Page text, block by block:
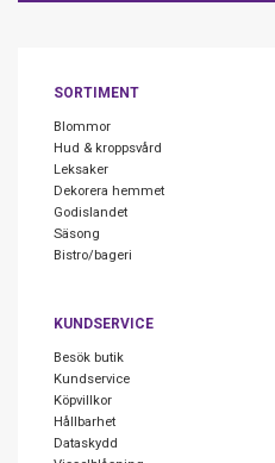
SORTIMENT
Blommor
Hud & kroppsvård
Leksaker
Dekorera hemmet
Godislandet
Säsong
Bistro/bageri
KUNDSERVICE
Besök butik
Kundservice
Köpvillkor
Hållbarhet
Dataskydd